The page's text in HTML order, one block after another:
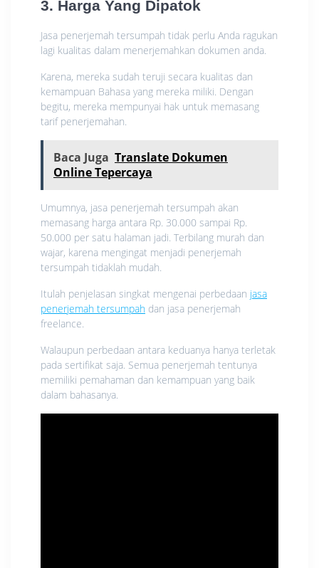
3. Harga Yang Dipatok
Jasa penerjemah tersumpah tidak perlu Anda ragukan
lagi kualitas dalam menerjemahkan dokumen anda.
Karena, mereka sudah teruji secara kualitas dan
kemampuan Bahasa yang mereka miliki. Dengan
begitu, mereka mempunyai hak untuk memasang
tarif penerjemahan.
Baca Juga Translate Dokumen
Online Tepercaya
Umumnya, jasa penerjemah tersumpah akan
memasang harga antara Rp. 30.000 sampai Rp.
50.000 per satu halaman jadi. Terbilang murah dan
wajar, karena mengingat menjadi penerjemah
tersumpah tidaklah mudah.
Itulah penjelasan singkat mengenai perbedaan jasa
penerjemah tersumpah dan jasa penerjemah
freelance.
Walaupun perbedaan antara keduanya hanya terletak
pada sertifikat saja. Semua penerjemah tentunya
memiliki pemahaman dan kemampuan yang baik
dalam bahasanya.